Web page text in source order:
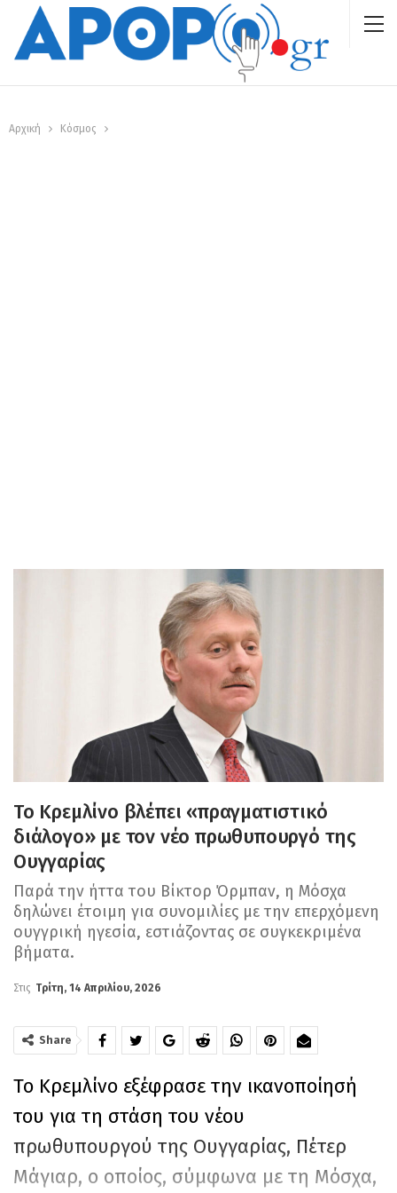
Αρχική Κόσμος
Το Κρεμλίνο βλέπει «πραγματιστικό
διάλογο» με τον νέο πρωθυπουργό της
Ουγγαρίας
Παρά την ήττα του Βίκτορ Όρμπαν, η Μόσχα
δηλώνει έτοιμη για συνομιλίες με την επερχόμενη
ουγγρική ηγεσία, εστιάζοντας σε συγκεκριμένα
βήματα.
Στις Τρίτη, 14 Απριλίου, 2026
Share
Το Κρεμλίνο εξέφρασε την ικανοποίησή
του για τη στάση του νέου
πρωθυπουργού της Ουγγαρίας, Πέτερ
Μάγιαρ, ο οποίος, σύμφωνα με τη Μόσχα,